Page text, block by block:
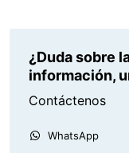
¿Duda sobre
información,
Contáctenos
WhatsApp